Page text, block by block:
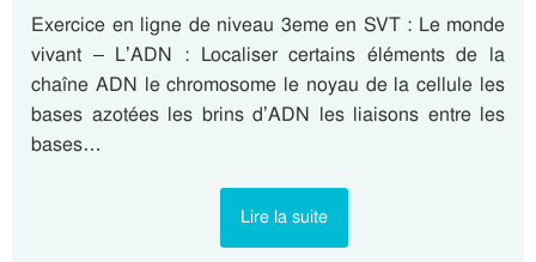
Exercice en ligne de niveau 3eme en SVT : Le monde
vivant – L’ADN : Localiser certains éléments de la
chaîne ADN le chromosome le noyau de la cellule les
bases azotées les brins d’ADN les liaisons entre les
bases…
Lire la suite